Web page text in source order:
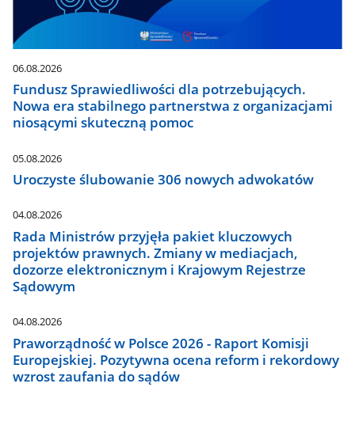
06.08.2026
Fundusz Sprawiedliwości dla potrzebujących.
Nowa era stabilnego partnerstwa z organizacjami
niosącymi skuteczną pomoc
05.08.2026
Uroczyste ślubowanie 306 nowych adwokatów
04.08.2026
Rada Ministrów przyjęła pakiet kluczowych
projektów prawnych. Zmiany w mediacjach,
dozorze elektronicznym i Krajowym Rejestrze
Sądowym
04.08.2026
Praworządność w Polsce 2026 - Raport Komisji
Europejskiej. Pozytywna ocena reform i rekordowy
wzrost zaufania do sądów